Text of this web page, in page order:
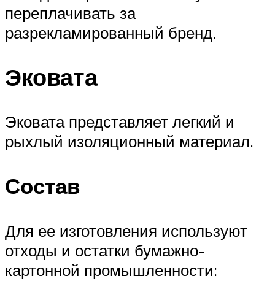
переплачивать за
разрекламированный бренд.
Эковата
Эковата представляет легкий и
рыхлый изоляционный материал.
Состав
Для ее изготовления используют
отходы и остатки бумажно-
картонной промышленности: